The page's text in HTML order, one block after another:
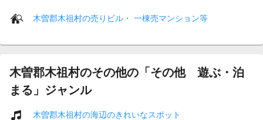
木曽郡木祖村の売りビル・ 一棟売マンション等
木曽郡木祖村のその他の「その他 遊ぶ・泊
まる」ジャンル
木曽郡木祖村の海辺のきれいなスポット